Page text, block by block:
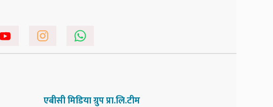
एबीसी मिडिया ग्रुप प्रा.लि.टीम